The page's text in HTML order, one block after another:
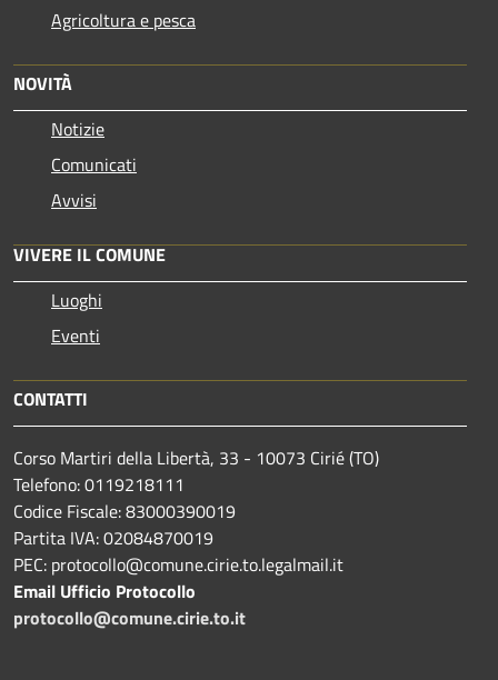
Agricoltura e pesca
NOVITÀ
Notizie
Comunicati
Avvisi
VIVERE IL COMUNE
Luoghi
Eventi
CONTATTI
Corso Martiri della Libertà, 33 - 10073 Cirié (TO)
Telefono: 0119218111
Codice Fiscale: 83000390019
Partita IVA: 02084870019
PEC: protocollo@comune.cirie.to.legalmail.it
Email Ufficio Protocollo
protocollo@comune.cirie.to.it